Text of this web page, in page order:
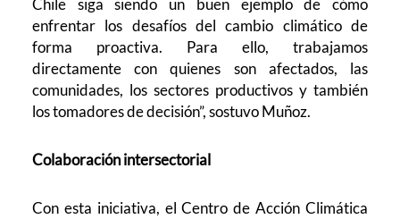
Chile siga siendo un buen ejemplo de cómo
enfrentar los desafíos del cambio climático de
forma proactiva. Para ello, trabajamos
directamente con quienes son afectados, las
comunidades, los sectores productivos y también
los tomadores de decisión”, sostuvo Muñoz.
Colaboración intersectorial
Con esta iniciativa, el Centro de Acción Climática